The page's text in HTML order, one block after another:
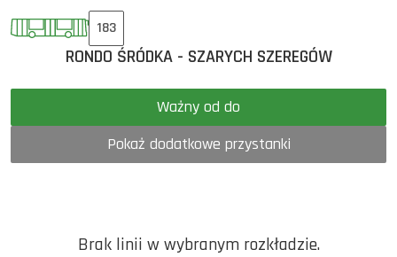
183
RONDO ŚRÓDKA - SZARYCH SZEREGÓW
Ważny od do
Pokaż dodatkowe przystanki
Brak linii w wybranym rozkładzie.